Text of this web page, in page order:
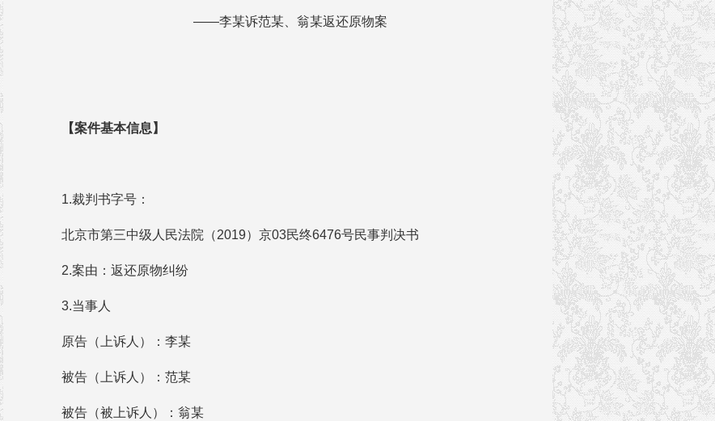
——李某诉范某、翁某返还原物案
【案件基本信息】
1.裁判书字号：
北京市第三中级人民法院（2019）京03民终6476号民事判决书
2.案由：返还原物纠纷
3.当事人
原告（上诉人）：李某
被告（上诉人）：范某
被告（被上诉人）：翁某